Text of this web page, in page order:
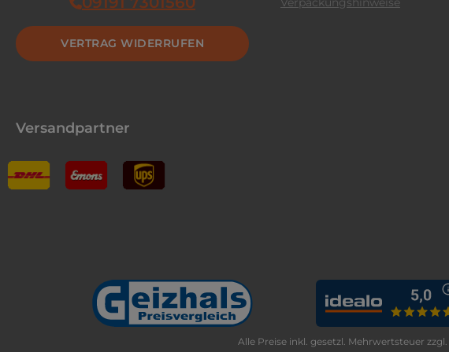
VERTRAG WIDERRUFEN
Versandpartner
Alle Preise inkl. gesetzl. Mehrwertsteuer zzgl.